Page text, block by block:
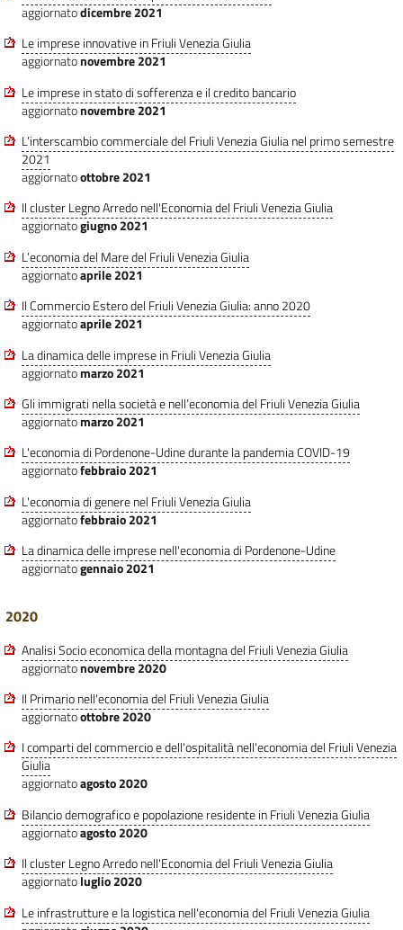
aggiornatodicembre 2021
Le imprese innovative in Friuli Venezia Giulia
aggiornatonovembre 2021
Le imprese in stato di sofferenza e il credito bancario
aggiornatonovembre 2021
L’interscambio commerciale del Friuli Venezia Giulia nel primo semestre
2021
aggiornatoottobre 2021
Il cluster Legno Arredo nell'Economia del Friuli Venezia Giulia
aggiornatogiugno 2021
L’economia del Mare del Friuli Venezia Giulia
aggiornatoaprile 2021
Il Commercio Estero del Friuli Venezia Giulia: anno 2020
aggiornatoaprile 2021
La dinamica delle imprese in Friuli Venezia Giulia
aggiornatomarzo 2021
Gli immigrati nella società e nell’economia del Friuli Venezia Giulia
aggiornatomarzo 2021
L'economia di Pordenone-Udine durante la pandemia COVID-19
aggiornatofebbraio 2021
L'economia di genere nel Friuli Venezia Giulia
aggiornatofebbraio 2021
La dinamica delle imprese nell'economia di Pordenone-Udine
aggiornatogennaio 2021
2020
Analisi Socio economica della montagna del Friuli Venezia Giulia
aggiornatonovembre 2020
Il Primario nell'economia del Friuli Venezia Giulia
aggiornatoottobre 2020
I comparti del commercio e dell'ospitalità nell'economia del Friuli Venezia
Giulia
aggiornatoagosto 2020
Bilancio demografico e popolazione residente in Friuli Venezia Giulia
aggiornatoagosto 2020
Il cluster Legno Arredo nell'Economia del Friuli Venezia Giulia
aggiornatoluglio 2020
Le infrastrutture e la logistica nell'economia del Friuli Venezia Giulia